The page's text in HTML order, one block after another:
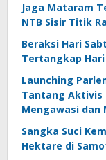
Jaga Mataram
NTB Sisir Titik
Beraksi Hari
Tertangkap
Launching
Tantang Aktivis
Mengawasi dan
Sangka Suci
Hektare di